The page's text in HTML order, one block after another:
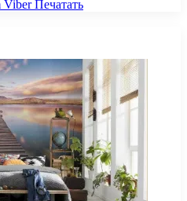
Viber Печатать